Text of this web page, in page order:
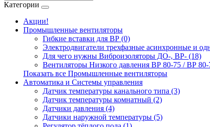
Категории
Акции!
Промышленные вентиляторы
Гибкие вставки для ВР (0)
Электродвигатели трехфазные асинхронные и
Для чего нужны Виброизоляторы ДО-, ВР- (18)
Вентиляторы Низкого давления ВР 80-75 / ВР
Показать все Промышленные вентиляторы
Автоматика и Системы управления
Датчик температуры канального типа (3)
Датчик температуры комнатный (2)
Датчики давления (4)
Датчики наружной температуры (5)